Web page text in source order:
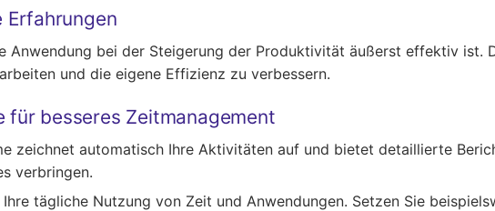
Erfahrungen
Anwendung bei der Steigerung der Produktivität äußerst effektiv ist.
und die eigene Effizienz zu verbessern.
für besseres Zeitmanagement
zeichnet automatisch Ihre Aktivitäten auf und bietet detaillierte
verbringen.
tägliche Nutzung von Zeit und Anwendungen. Setzen Sie